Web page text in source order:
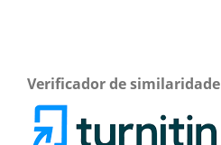
Verificador de similaridade